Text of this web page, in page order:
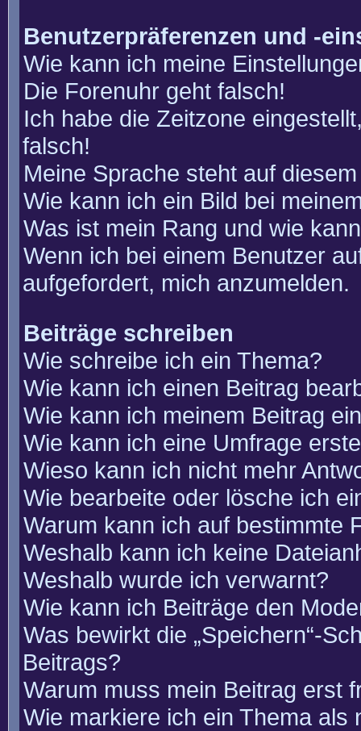
Benutzerpräferenzen und -
Wie kann ich meine
Die Forenuhr geht falsch!
Ich habe die Zeitzone
falsch!
Meine Sprache steht auf
Wie kann ich ein Bild bei
Was ist mein Rang und wie
Wenn ich bei einem Benutzer
aufgefordert, mich anzumelden.
Beiträge schreiben
Wie schreibe ich ein Thema?
Wie kann ich einen Beitrag
Wie kann ich meinem Beitrag
Wie kann ich eine Umfrage
Wieso kann ich nicht mehr
Wie bearbeite oder lösche ich
Warum kann ich auf bestimmte
Weshalb kann ich keine
Weshalb wurde ich verwarnt?
Wie kann ich Beiträge den
Was bewirkt die „Speichern“-
Beitrags?
Warum muss mein Beitrag erst
Wie markiere ich ein Thema als